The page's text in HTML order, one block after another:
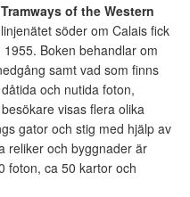
of the Western
söder om Calais fick
Boken behandlar om
samt vad som finns
och nutida foton,
visas flera olika
gator och stig med hjälp av
reliker och byggnader är
foton, ca 50 kartor och